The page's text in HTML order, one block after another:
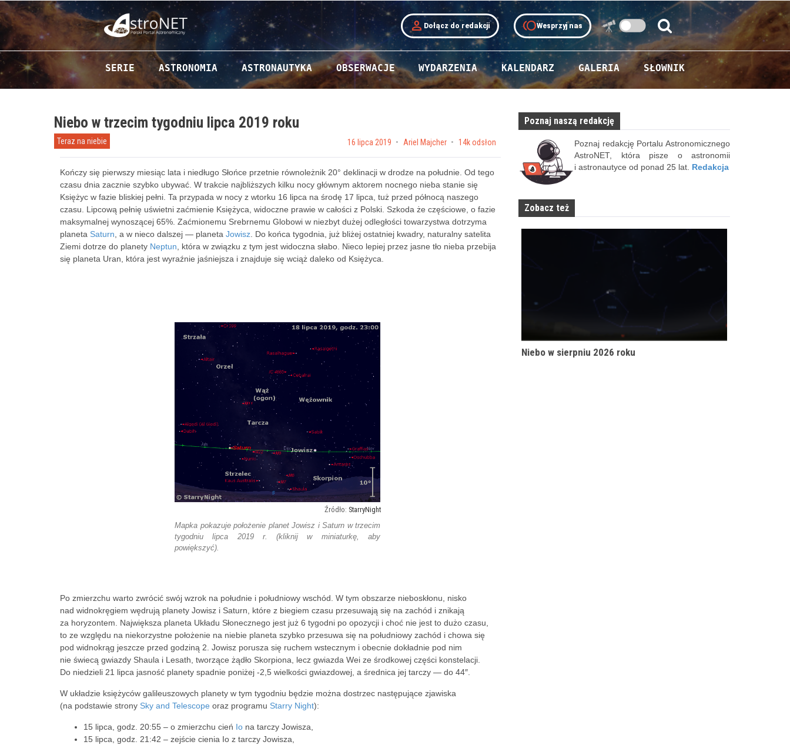
person Dołącz do redakcji tollWesprzyj nas
Szukaj:
Szukaj
Przejdź do zawartości
SERIE ASTRONOMIA ASTRONAUTYKA OBSERWACJE WYDARZENIA KALENDARZ GALERIA SŁOWNIK
Niebo w trzecim tygodniu lipca 2019 roku
Teraz na niebie Posted on
16 lipca 2019 by Ariel Majcher 14k odsłon
Kończy się pierwszy miesiąc lata i niedługo Słońce przetnie równoleżnik 20° deklinacji w drodze na południe. Od tego
czasu dnia zacznie szybko ubywać. W trakcie najbliższych kilku nocy głównym aktorem nocnego nieba stanie się
Księżyc w fazie bliskiej pełni. Ta przypada w nocy z wtorku 16 lipca na środę 17 lipca, tuż przed północą naszego
czasu. Lipcową pełnię uświetni zaćmienie Księżyca, widoczne prawie w całości z Polski. Szkoda że częściowe, o fazie
maksymalnej wynoszącej 65%. Zaćmionemu Srebrnemu Globowi w niezbyt dużej odległości towarzystwa dotrzyma
planeta Saturn , a w nieco dalszej — planeta Jowisz . Do końca tygodnia, już bliżej ostatniej kwadry, naturalny satelita
Ziemi dotrze do planety Neptun , która w związku z tym jest widoczna słabo. Nieco lepiej przez jasne tło nieba przebija
się planeta Uran, która jest wyraźnie jaśniejsza i znajduje się wciąż daleko od Księżyca.
StarryNight
Mapka pokazuje położenie planet Jowisz i Saturn w trzecim
tygodniu lipca 2019 r. (kliknij w miniaturkę, aby
powiększyć).
Po zmierzchu warto zwrócić swój wzrok na południe i południowy wschód. W tym obszarze nieboskłonu, nisko
nad widnokręgiem wędrują planety Jowisz i Saturn, które z biegiem czasu przesuwają się na zachód i znikają
za horyzontem. Największa planeta Układu Słonecznego jest już 6 tygodni po opozycji i choć nie jest to dużo czasu,
to ze względu na niekorzystne położenie na niebie planeta szybko przesuwa się na południowy zachód i chowa się
pod widnokrąg jeszcze przed godziną 2. Jowisz porusza się ruchem wstecznym i obecnie dokładnie pod nim
nie świecą gwiazdy Shaula i Lesath, tworzące żądło Skorpiona, lecz gwiazda Wei ze środkowej części konstelacji.
Do niedzieli 21 lipca jasność planety spadnie poniżej -2,5 wielkości gwiazdowej, a średnica jej tarczy — do 44″.
W układzie księżyców galileuszowych planety w tym tygodniu będzie można dostrzec następujące zjawiska
(na podstawie strony Sky and Telescope oraz programu Starry Night):
15 lipca, godz. 20:55 – o zmierzchu cień Io na tarczy Jowisza,
15 lipca, godz. 21:42 – zejście cienia Io z tarczy Jowisza,
Poznaj naszą redakcję
Poznaj redakcję Portalu Astronomicznego
AstroNET, która pisze o astronomii
i astronautyce od ponad 25 lat. Redakcja
Zobacz też
Niebo w sierpniu 2026 roku